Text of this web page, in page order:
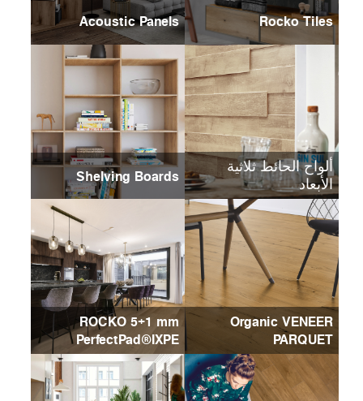
Rocko Tiles
Acoustic Panels
ألواح الحائط ثلاثية
الأبعاد
Shelving Boards
Organic VENEER
PARQUET
ROCKO 5+1 mm
PerfectPad®IXPE